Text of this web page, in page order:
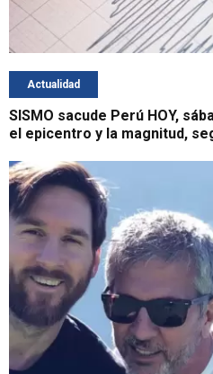
Actualidad
SISMO sacude Perú HOY,
el epicentro y la magnitud,